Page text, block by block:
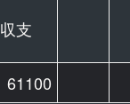
収支
61100